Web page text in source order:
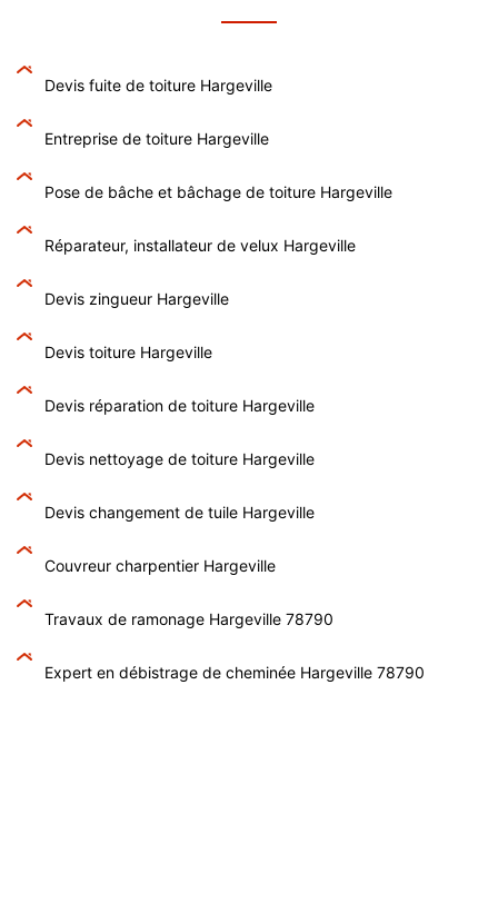
Devis fuite de toiture Hargeville
Entreprise de toiture Hargeville
Pose de bâche et bâchage de toiture Hargeville
Réparateur, installateur de velux Hargeville
Devis zingueur Hargeville
Devis toiture Hargeville
Devis réparation de toiture Hargeville
Devis nettoyage de toiture Hargeville
Devis changement de tuile Hargeville
Couvreur charpentier Hargeville
Travaux de ramonage Hargeville 78790
Expert en débistrage de cheminée Hargeville 78790